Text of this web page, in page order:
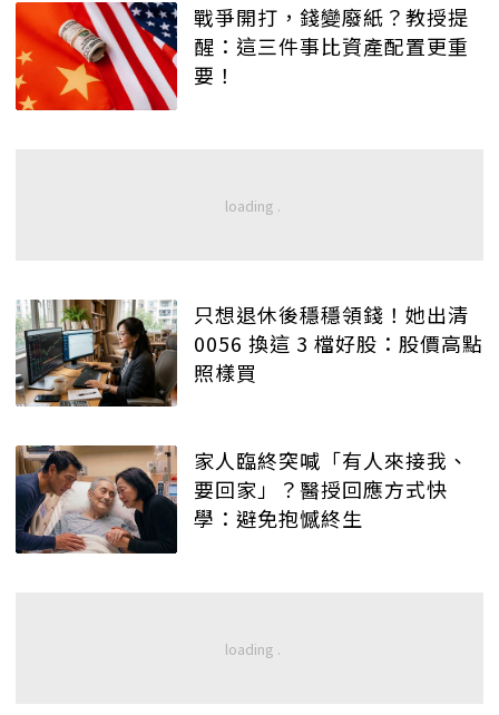
戰爭開打，錢變廢紙？教授提
醒：這三件事比資產配置更重
要！
只想退休後穩穩領錢！她出清
0056 換這 3 檔好股：股價高點
照樣買
家人臨終突喊「有人來接我、
要回家」？醫授回應方式快
學：避免抱憾終生